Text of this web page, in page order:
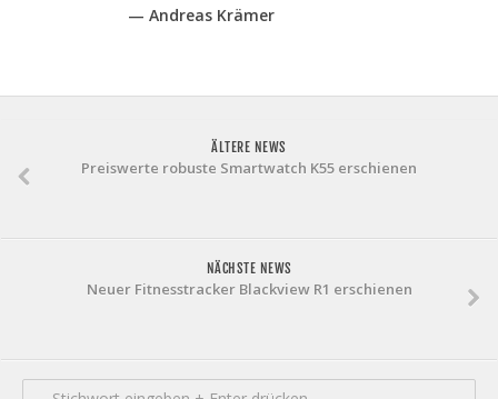
— Andreas Krämer
ÄLTERE NEWS
Preiswerte robuste Smartwatch K55 erschienen
NÄCHSTE NEWS
Neuer Fitnesstracker Blackview R1 erschienen